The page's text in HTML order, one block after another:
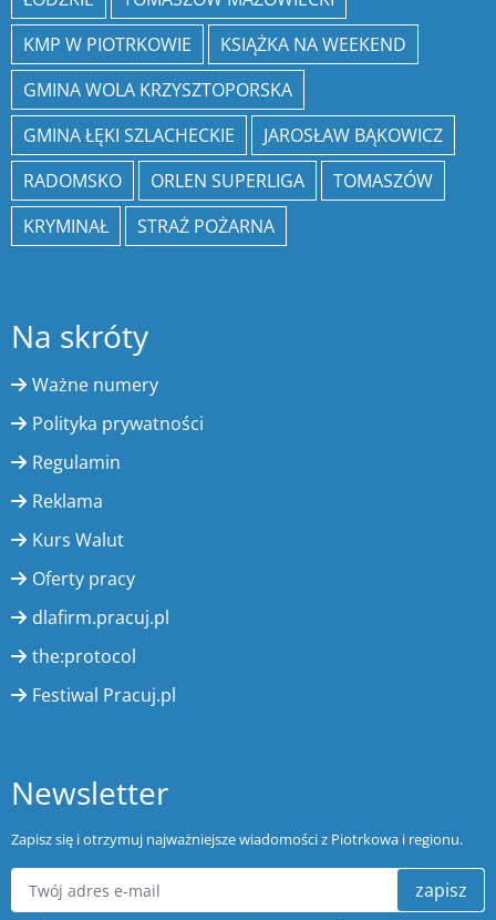
KMP W PIOTRKOWIE
KSIĄŻKA NA WEEKEND
GMINA WOLA KRZYSZTOPORSKA
GMINA ŁĘKI SZLACHECKIE
JAROSŁAW BĄKOWICZ
RADOMSKO
ORLEN SUPERLIGA
TOMASZÓW
KRYMINAŁ
STRAŻ POŻARNA
Na skróty
Ważne numery
Polityka prywatności
Regulamin
Reklama
Kurs Walut
Oferty pracy
dlafirm.pracuj.pl
the:protocol
Festiwal Pracuj.pl
Newsletter
Zapisz się i otrzymuj najważniejsze wiadomości z Piotrkowa i regionu.
zapisz